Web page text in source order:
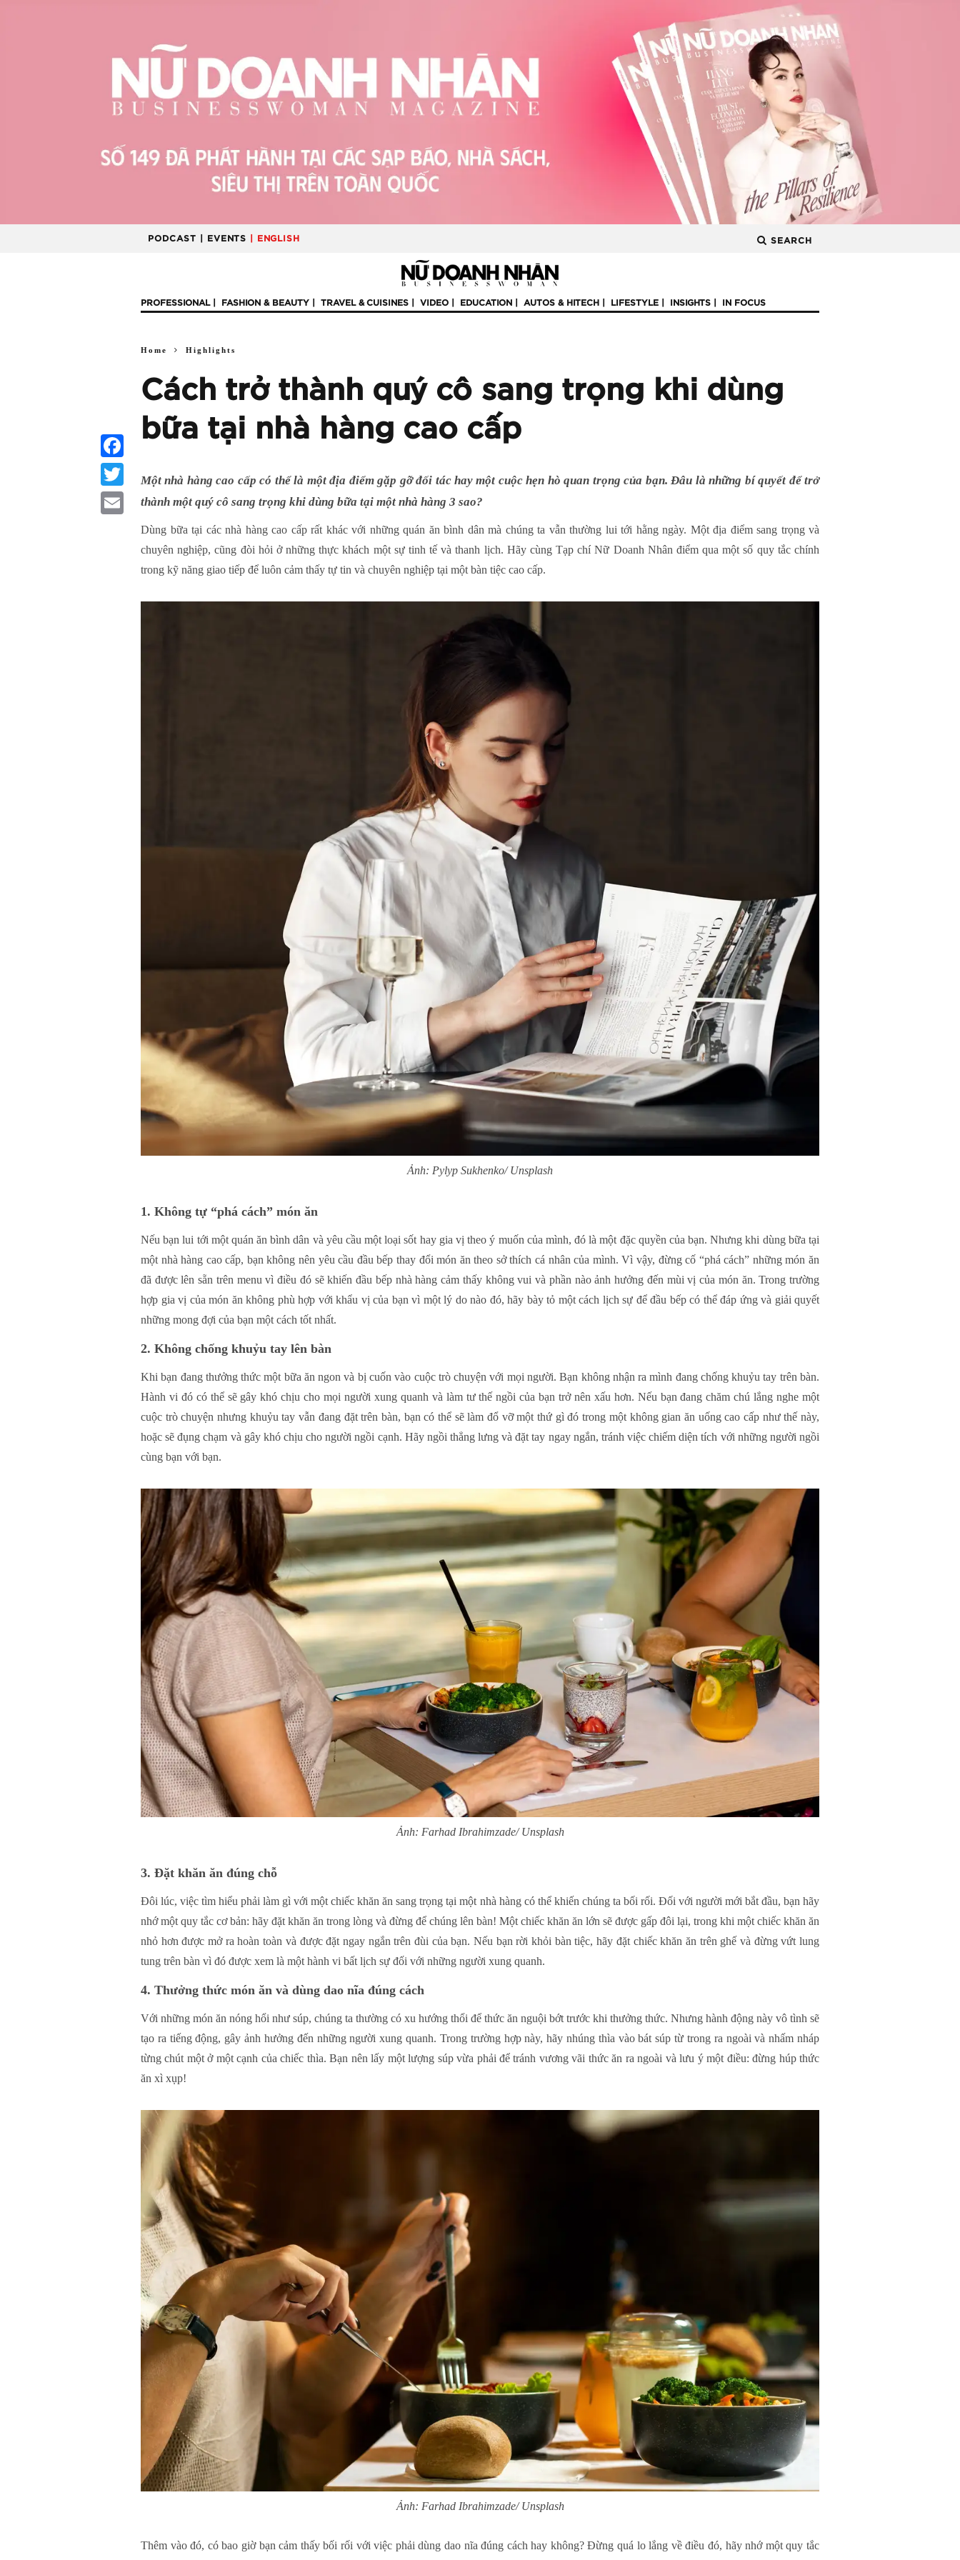
PODCAST | EVENTS | ENGLISH SEARCH
PROFESSIONAL FASHION & BEAUTY TRAVEL & CUISINES VIDEO EDUCATION AUTOS & HITECH LIFESTYLE INSIGHTS IN FOCUS
Home Highlights
Cách trở thành quý cô sang trọng khi dùng
bữa tại nhà hàng cao cấp
Một nhà hàng cao cấp có thể là một địa điểm gặp gỡ đối tác hay một cuộc hẹn hò quan trọng của bạn. Đâu là những bí quyết để trở
thành một quý cô sang trọng khi dùng bữa tại một nhà hàng 3 sao?
Dùng bữa tại các nhà hàng cao cấp rất khác với những quán ăn bình dân mà chúng ta vẫn thường lui tới hằng ngày. Một địa điểm sang trọng và
chuyên nghiệp, cũng đòi hỏi ở những thực khách một sự tinh tế và thanh lịch. Hãy cùng Tạp chí Nữ Doanh Nhân điểm qua một số quy tắc chính
trong kỹ năng giao tiếp để luôn cảm thấy tự tin và chuyên nghiệp tại một bàn tiệc cao cấp.
Ảnh: Pylyp Sukhenko/ Unsplash
1. Không tự “phá cách” món ăn
Nếu bạn lui tới một quán ăn bình dân và yêu cầu một loại sốt hay gia vị theo ý muốn của mình, đó là một đặc quyền của bạn. Nhưng khi dùng bữa tại
một nhà hàng cao cấp, bạn không nên yêu cầu đầu bếp thay đổi món ăn theo sở thích cá nhân của mình. Vì vậy, đừng cố “phá cách” những món ăn
đã được lên sẵn trên menu vì điều đó sẽ khiến đầu bếp nhà hàng cảm thấy không vui và phần nào ảnh hưởng đến mùi vị của món ăn. Trong trường
hợp gia vị của món ăn không phù hợp với khẩu vị của bạn vì một lý do nào đó, hãy bày tỏ một cách lịch sự để đầu bếp có thể đáp ứng và giải quyết
những mong đợi của bạn một cách tốt nhất.
2. Không chống khuỷu tay lên bàn
Khi bạn đang thưởng thức một bữa ăn ngon và bị cuốn vào cuộc trò chuyện với mọi người. Bạn không nhận ra mình đang chống khuỷu tay trên bàn.
Hành vi đó có thể sẽ gây khó chịu cho mọi người xung quanh và làm tư thế ngồi của bạn trở nên xấu hơn. Nếu bạn đang chăm chú lắng nghe một
cuộc trò chuyện nhưng khuỷu tay vẫn đang đặt trên bàn, bạn có thể sẽ làm đổ vỡ một thứ gì đó trong một không gian ăn uống cao cấp như thế này,
hoặc sẽ đụng chạm và gây khó chịu cho người ngồi cạnh. Hãy ngồi thẳng lưng và đặt tay ngay ngắn, tránh việc chiếm diện tích với những người ngồi
cùng bạn với bạn.
Ảnh: Farhad Ibrahimzade/ Unsplash
3. Đặt khăn ăn đúng chỗ
Đôi lúc, việc tìm hiểu phải làm gì với một chiếc khăn ăn sang trọng tại một nhà hàng có thể khiến chúng ta bối rối. Đối với người mới bắt đầu, bạn hãy
nhớ một quy tắc cơ bản: hãy đặt khăn ăn trong lòng và đừng để chúng lên bàn! Một chiếc khăn ăn lớn sẽ được gấp đôi lại, trong khi một chiếc khăn ăn
nhỏ hơn được mở ra hoàn toàn và được đặt ngay ngắn trên đùi của bạn. Nếu bạn rời khỏi bàn tiệc, hãy đặt chiếc khăn ăn trên ghế và đừng vứt lung
tung trên bàn vì đó được xem là một hành vi bất lịch sự đối với những người xung quanh.
4. Thưởng thức món ăn và dùng dao nĩa đúng cách
Với những món ăn nóng hổi như súp, chúng ta thường có xu hướng thổi để thức ăn nguội bớt trước khi thưởng thức. Nhưng hành động này vô tình sẽ
tạo ra tiếng động, gây ảnh hưởng đến những người xung quanh. Trong trường hợp này, hãy nhúng thìa vào bát súp từ trong ra ngoài và nhấm nháp
từng chút một ở một cạnh của chiếc thìa. Bạn nên lấy một lượng súp vừa phải để tránh vương vãi thức ăn ra ngoài và lưu ý một điều: đừng húp thức
ăn xì xụp!
Ảnh: Farhad Ibrahimzade/ Unsplash
Thêm vào đó, có bao giờ bạn cảm thấy bối rối với việc phải dùng dao nĩa đúng cách hay không? Đừng quá lo lắng về điều đó, hãy nhớ một quy tắc
Facebook
Twitter